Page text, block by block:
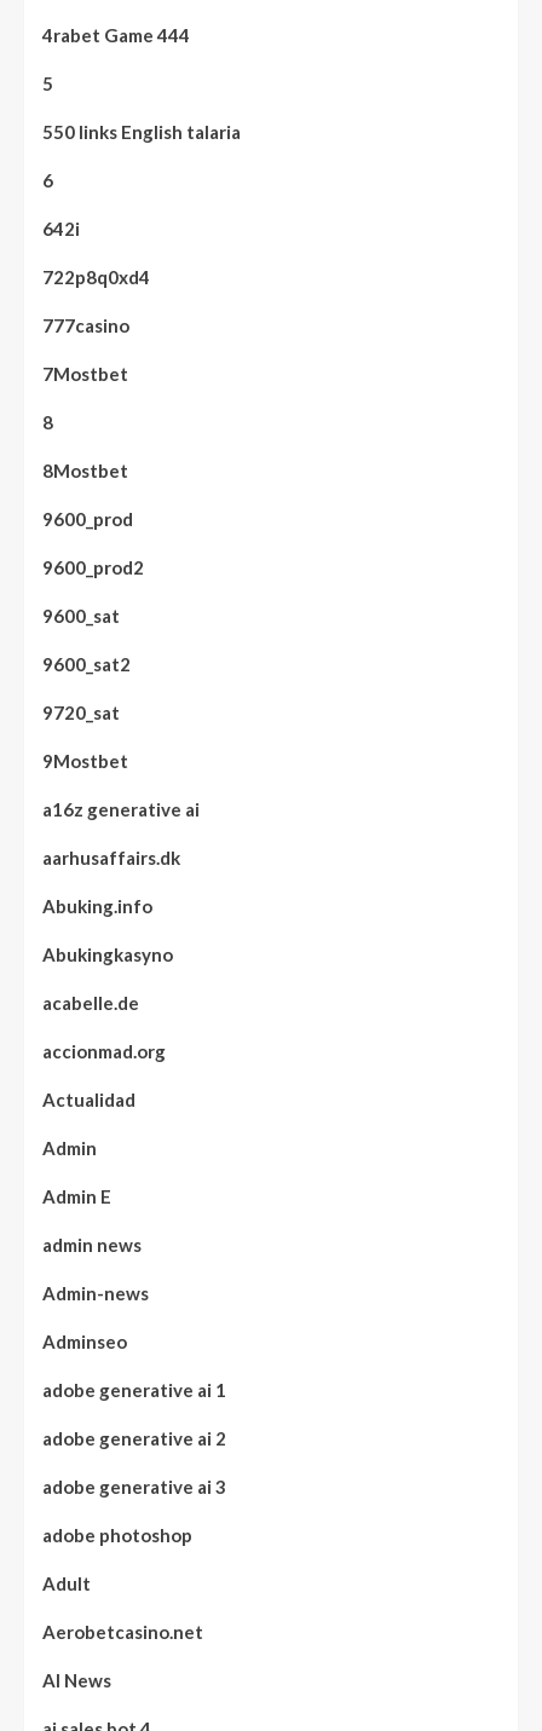
4rabet Game 444
5
550 links English talaria
6
642i
722p8q0xd4
777casino
7Mostbet
8
8Mostbet
9600_prod
9600_prod2
9600_sat
9600_sat2
9720_sat
9Mostbet
a16z generative ai
aarhusaffairs.dk
Abuking.info
Abukingkasyno
acabelle.de
accionmad.org
Actualidad
Admin
Admin E
admin news
Admin-news
Adminseo
adobe generative ai 1
adobe generative ai 2
adobe generative ai 3
adobe photoshop
Adult
Aerobetcasino.net
AI News